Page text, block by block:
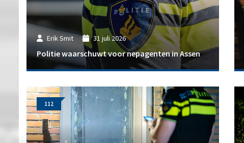
Erik Smit 31 juli 2026
Politie waarschuwt voor nepagenten in Assen
112